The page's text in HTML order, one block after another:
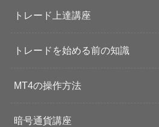
トレード上達講座
トレードを始める前の知識
MT4の操作方法
暗号通貨講座